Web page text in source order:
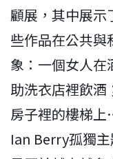
顧展，其中展示
些作品在公共與
象：一個女人在
助洗衣店裡飲酒
房子裡的樓梯
Ian Berry孤獨